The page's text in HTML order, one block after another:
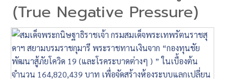
(True Negative Pressure)